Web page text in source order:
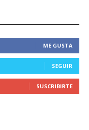
ME GUSTA
SEGUIR
SUSCRIBIRTE